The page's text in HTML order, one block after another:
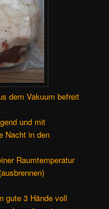
dem Vakuum befreit
und mit
Nacht in den
Raumtemperatur
gute 3 Hände voll